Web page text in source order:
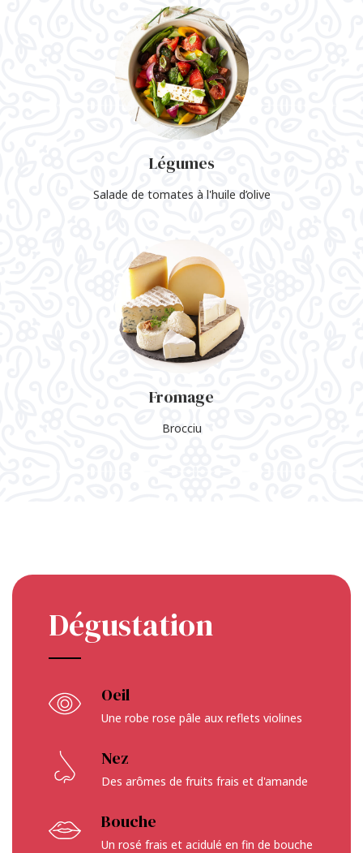
Légumes
Salade de tomates à l'huile d’olive
Fromage
Brocciu
Dégustation
Oeil
Une robe rose pâle aux reflets violines
Nez
Des arômes de fruits frais et d'amande
Bouche
Un rosé frais et acidulé en fin de bouche